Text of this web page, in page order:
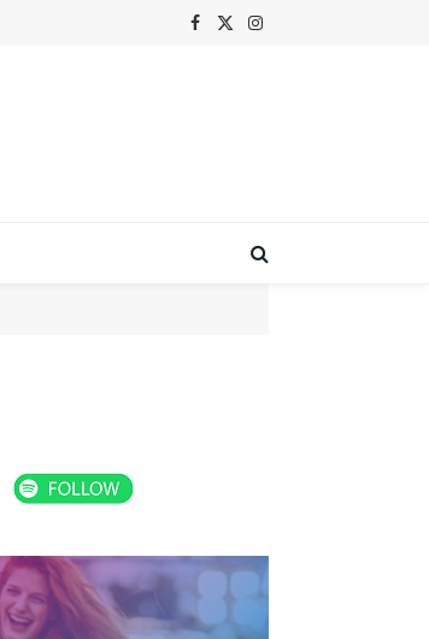
Facebook
X
Instagram